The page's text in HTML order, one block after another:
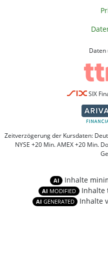
Daten
SIX
Zeitverzögerung der Kursdaten:
NYSE +20 Min. AMEX +20 Min.
AI Inhalte
AI MODIFIED Inhalte
AI GENERATED Inhalte